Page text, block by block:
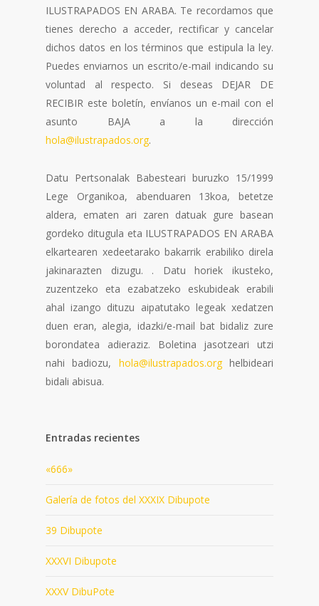
ILUSTRAPADOS EN ARABA. Te recordamos que
tienes derecho a acceder, rectificar y cancelar
dichos datos en los términos que estipula la ley.
Puedes enviarnos un escrito/e-mail indicando su
voluntad al respecto. Si deseas DEJAR DE
RECIBIR este boletín, envíanos un e-mail con el
asunto BAJA a la dirección
hola@ilustrapados.org.
Datu Pertsonalak Babesteari buruzko 15/1999
Lege Organikoa, abenduaren 13koa, betetze
aldera, ematen ari zaren datuak gure basean
gordeko ditugula eta ILUSTRAPADOS EN ARABA
elkartearen xedeetarako bakarrik erabiliko direla
jakinarazten dizugu. . Datu horiek ikusteko,
zuzentzeko eta ezabatzeko eskubideak erabili
ahal izango dituzu aipatutako legeak xedatzen
duen eran, alegia, idazki/e-mail bat bidaliz zure
borondatea adieraziz. Boletina jasotzeari utzi
nahi badiozu, hola@ilustrapados.orghelbideari
bidali abisua.
Entradas recientes
«666»
Galería de fotos del XXXIX Dibupote
39 Dibupote
XXXVI Dibupote
XXXV DibuPote